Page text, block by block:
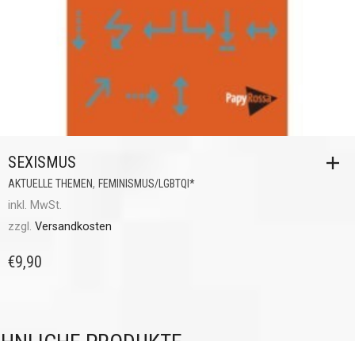
SEXISMUS
AKTUELLE THEMEN, FEMINISMUS/LGBTQI*
inkl. MwSt.
zzgl. Versandkosten
€9,90